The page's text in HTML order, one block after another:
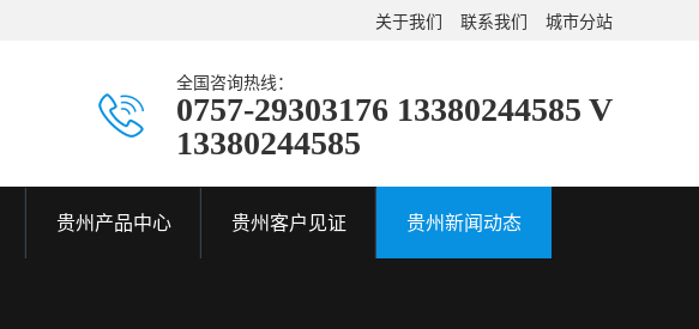
关于我们 联系我们 城市分站
全国咨询热线：
0757-29303176 13380244585 V
13380244585
贵州产品中心 贵州客户见证 贵州新闻动态